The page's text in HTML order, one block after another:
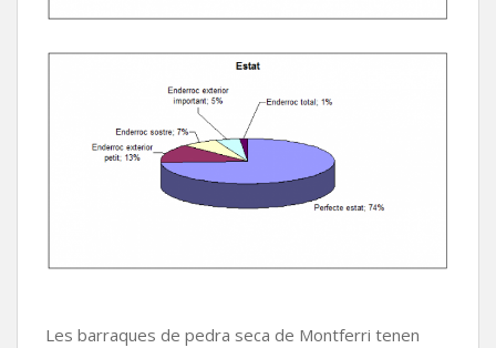
Les barraques de pedra seca de Montferri tenen